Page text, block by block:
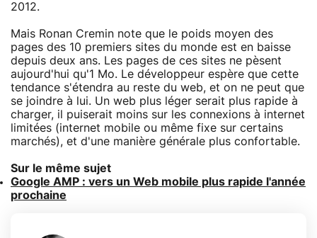
2012.
Mais Ronan Cremin note que le poids moyen des
pages des 10 premiers sites du monde est en baisse
depuis deux ans. Les pages de ces sites ne pèsent
aujourd'hui qu'1 Mo. Le développeur espère que cette
tendance s'étendra au reste du web, et on ne peut que
se joindre à lui. Un web plus léger serait plus rapide à
charger, il puiserait moins sur les connexions à internet
limitées (internet mobile ou même fixe sur certains
marchés), et d'une manière générale plus confortable.
Sur le même sujet
Google AMP : vers un Web mobile plus rapide l'année
prochaine